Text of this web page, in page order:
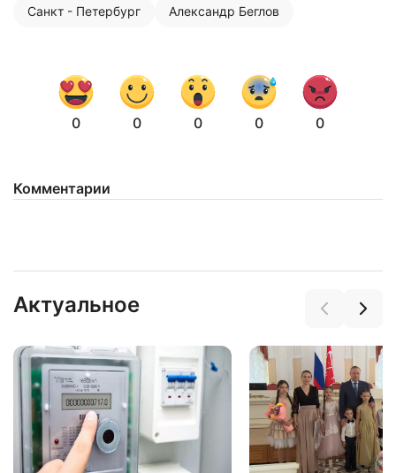
Санкт - Петербург Александр Беглов
0 0 0 0 0
Комментарии
Актуальное